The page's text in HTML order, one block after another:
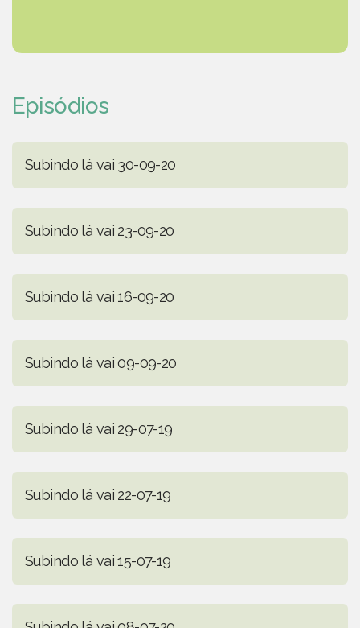
Episódios
Subindo lá vai 30-09-20
Subindo lá vai 23-09-20
Subindo lá vai 16-09-20
Subindo lá vai 09-09-20
Subindo lá vai 29-07-19
Subindo lá vai 22-07-19
Subindo lá vai 15-07-19